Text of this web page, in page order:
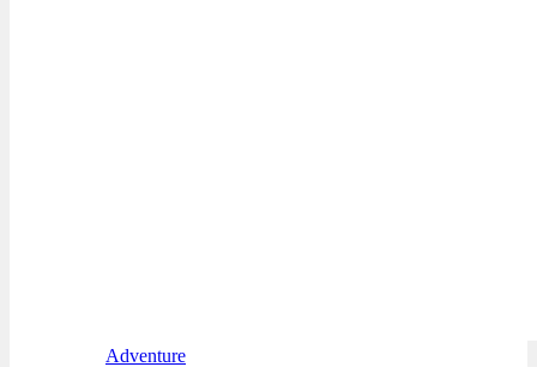
Adventure